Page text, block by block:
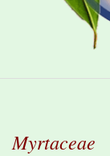
Myrtaceae